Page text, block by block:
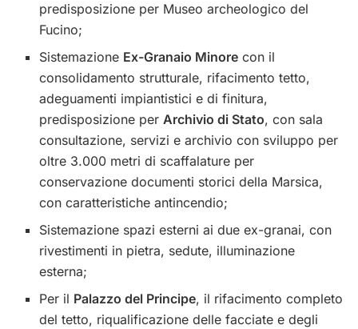
predisposizione per Museo archeologico del
Fucino;
Sistemazione Ex-Granaio Minore con il
consolidamento strutturale, rifacimento tetto,
adeguamenti impiantistici e di finitura,
predisposizione perArchivio di Stato, con sala
consultazione, servizi e archivio con sviluppo per
oltre 3.000 metri di scaffalature per
conservazione documenti storici della Marsica,
con caratteristiche antincendio;
Sistemazione spazi esterni ai due ex-granai, con
rivestimenti in pietra, sedute, illuminazione
esterna;
Per il Palazzo del Principe, il rifacimento completo
del tetto, riqualificazione delle facciate e degli